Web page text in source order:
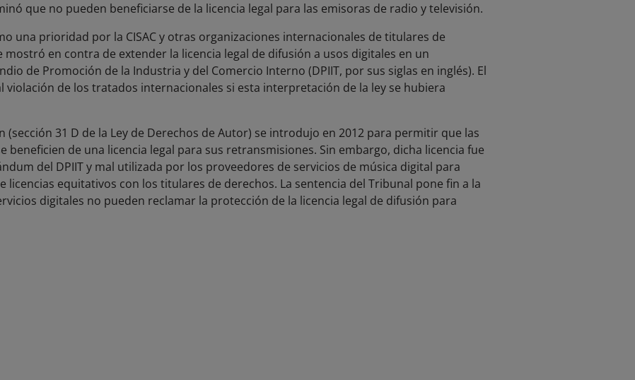
que no pueden beneficiarse de la licencia legal para las emisoras de radio y televisión.
una prioridad por la CISAC y otras organizaciones internacionales de titulares de
mostró en contra de extender la licencia legal de difusión a usos digitales en un
de Promoción de la Industria y del Comercio Interno (DPIIT, por sus siglas en inglés). El
violación de los tratados internacionales si esta interpretación de la ley se hubiera
(sección 31 D de la Ley de Derechos de Autor) se introdujo en 2012 para permitir que las
beneficien de una licencia legal para sus retransmisiones. Sin embargo, dicha licencia fue
del DPIIT y mal utilizada por los proveedores de servicios de música digital para
licencias equitativos con los titulares de derechos. La sentencia del Tribunal pone fin a la
digitales no pueden reclamar la protección de la licencia legal de difusión para